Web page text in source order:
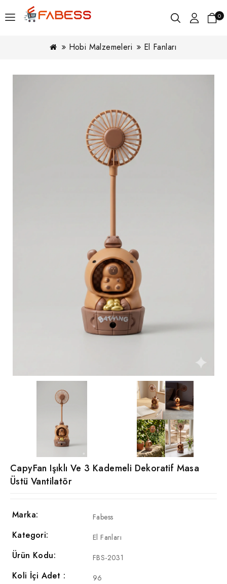
0
Hobi Malzemeleri El Fanları
CapyFan Işıklı Ve 3 Kademeli Dekoratif Masa
Üstü Vantilatör
Marka: Fabess
Kategori: El Fanları
Ürün Kodu: FBS-2031
Koli İçi Adet : 96